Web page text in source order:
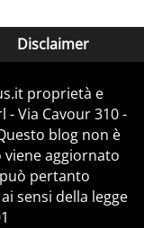
Disclaimer
proprietà e
Via Cavour 310 -
blog non è
aggiornato
pertanto
sensi della legge